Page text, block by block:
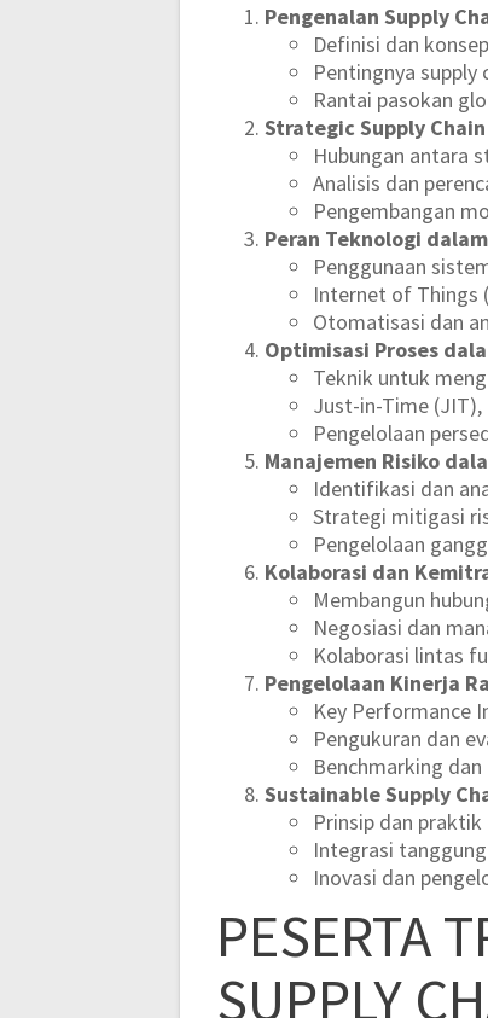
Pengenalan Supply
Definisi dan
Pentingnya
Rantai pasokan
Strategic Supply
Hubungan antara
Analisis dan
Pengembangan
Peran Teknologi dalam
Penggunaan
Internet of Things
Otomatisasi dan
Optimisasi Proses
Teknik untuk
Just-in-Time (JIT),
Pengelolaan
Manajemen Risiko
Identifikasi dan
Strategi mitigasi
Pengelolaan
Kolaborasi dan
Membangun
Negosiasi dan
Kolaborasi lintas
Pengelolaan Kinerja
Key Performance
Pengukuran dan
Benchmarking
Sustainable Supply
Prinsip dan
Integrasi
Inovasi dan
PESERTA
SUPPLY